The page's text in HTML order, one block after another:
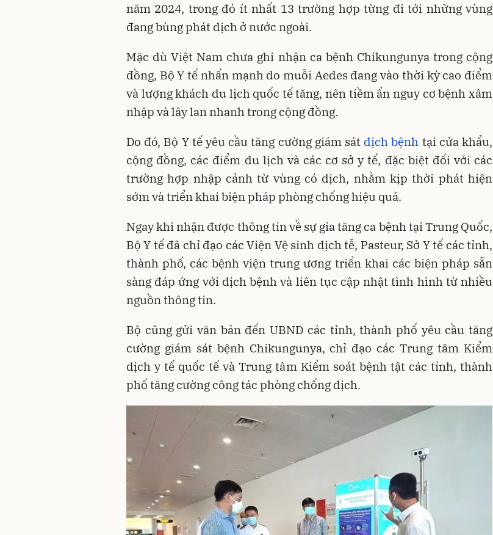
năm 2024, trong đó ít nhất 13 trường hợp từng đi tới những vùng
đang bùng phát dịch ở nước ngoài.
Mặc dù Việt Nam chưa ghi nhận ca bệnh Chikungunya trong cộng
đồng, Bộ Y tế nhấn mạnh do muỗi Aedes đang vào thời kỳ cao điểm
và lượng khách du lịch quốc tế tăng, nên tiềm ẩn nguy cơ bệnh xâm
nhập và lây lan nhanh trong cộng đồng.
Do đó, Bộ Y tế yêu cầu tăng cường giám sát dịch bệnh tại cửa khẩu,
cộng đồng, các điểm du lịch và các cơ sở y tế, đặc biệt đối với các
trường hợp nhập cảnh từ vùng có dịch, nhằm kịp thời phát hiện
sớm và triển khai biện pháp phòng chống hiệu quả.
Ngay khi nhận được thông tin về sự gia tăng ca bệnh tại Trung Quốc,
Bộ Y tế đã chỉ đạo các Viện Vệ sinh dịch tễ, Pasteur, Sở Y tế các tỉnh,
thành phố, các bệnh viện trung ương triển khai các biện pháp sẵn
sàng đáp ứng với dịch bệnh và liên tục cập nhật tình hình từ nhiều
nguồn thông tin.
Bộ cũng gửi văn bản đến UBND các tỉnh, thành phố yêu cầu tăng
cường giám sát bệnh Chikungunya, chỉ đạo các Trung tâm Kiểm
dịch y tế quốc tế và Trung tâm Kiểm soát bệnh tật các tỉnh, thành
phố tăng cường công tác phòng chống dịch.